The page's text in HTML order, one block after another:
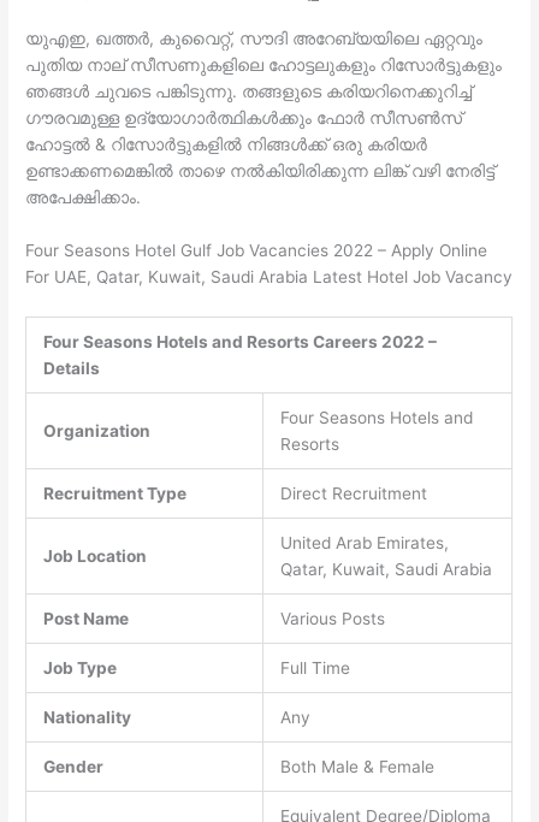
യുഎഇ, ഖത്തർ, കുവൈറ്റ്, സൗദി അറേബ്യയിലെ ഏറ്റവും
പുതിയ നാല് സീസണുകളിലെ ഹോട്ടലുകളും റിസോർട്ടുകളും
ഞങ്ങൾ ചുവടെ പങ്കിടുന്നു. തങ്ങളുടെ കരിയറിനെക്കുറിച്ച്
ഗൗരവമുള്ള ഉദ്യോഗാർത്ഥികൾക്കും ഫോർ സീസൺസ്
ഹോട്ടൽ & റിസോർട്ടുകളിൽ നിങ്ങൾക്ക് ഒരു കരിയർ
ഉണ്ടാക്കണമെങ്കിൽ താഴെ നൽകിയിരിക്കുന്ന ലിങ്ക് വഴി നേരിട്ട്
അപേക്ഷിക്കാം.
Four Seasons Hotel Gulf Job Vacancies 2022 – Apply Online
For UAE, Qatar, Kuwait, Saudi Arabia Latest Hotel Job Vacancy
Four Seasons Hotels and Resorts Careers 2022 –
Details
Organization
Four Seasons Hotels and
Resorts
Recruitment Type Direct Recruitment
Job Location
United Arab Emirates,
Qatar, Kuwait, Saudi Arabia
Post Name Various Posts
Job Type Full Time
Nationality Any
Gender Both Male & Female
Equivalent Degree/Diploma